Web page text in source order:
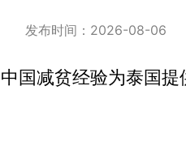
发布时间：2026-08-06
中国减贫经验为泰国提